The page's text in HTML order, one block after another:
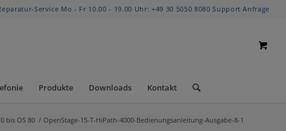
Service Mo - Fr 10.00 - 19.00 Uhr: +49 30 5050 8080 Support Anfrage
Produkte Downloads Kontakt
bis OS 80 / OpenStage-15-T-HiPath-4000-Bedienungsanleitung-Ausgabe-8-1